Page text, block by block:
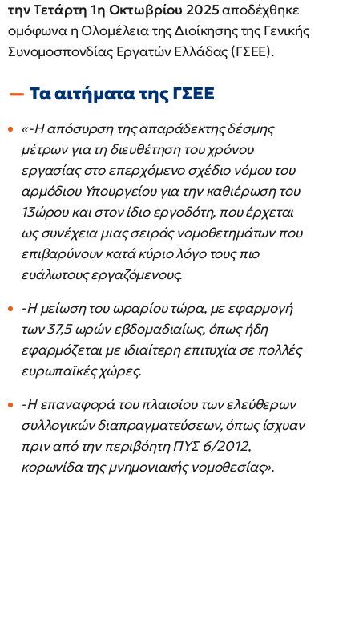
την Τετάρτη 1η Οκτωβρίου 2025αποδέχθηκε
ομόφωνα η Ολομέλεια της Διοίκησης της Γενικής
Συνομοσπονδίας Εργατών Ελλάδας (ΓΣΕΕ).
Τα αιτήματα της ΓΣΕΕ
«-Η απόσυρση της απαράδεκτης δέσμης
μέτρων για τη διευθέτηση του χρόνου
εργασίας στο επερχόμενο σχέδιο νόμου του
αρμόδιου Υπουργείου για την καθιέρωση του
13ώρου και στον ίδιο εργοδότη, που έρχεται
ως συνέχεια μιας σειράς νομοθετημάτων που
επιβαρύνουν κατά κύριο λόγο τους πιο
ευάλωτους εργαζόμενους.
-Η μείωση του ωραρίου τώρα, με εφαρμογή
των 37,5 ωρών εβδομαδιαίως, όπως ήδη
εφαρμόζεται με ιδιαίτερη επιτυχία σε πολλές
ευρωπαϊκές χώρες.
-Η επαναφορά του πλαισίου των ελεύθερων
συλλογικών διαπραγματεύσεων, όπως ίσχυαν
πριν από την περιβόητη ΠΥΣ 6/2012,
κορωνίδα της μνημονιακής νομοθεσίας».